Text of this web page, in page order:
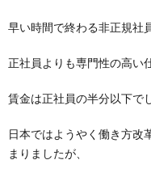
早い時間で終わる非正規社
正社員よりも専門性の高い
賃金は正社員の半分以下で
日本ではようやく働き方改
まりましたが、